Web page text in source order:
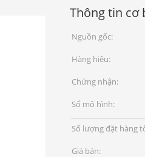
Thông tin cơ
Nguồn gốc:
Hàng hiệu:
Chứng nhận:
Số mô hình:
Số lượng đặt hàng
thiểu:
Giá bán: